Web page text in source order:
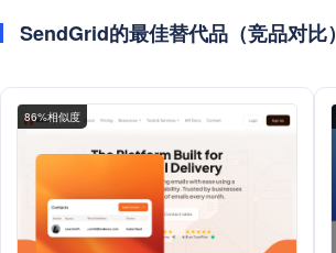
SendGrid的最佳替代品（竞品对比）
86%相似度